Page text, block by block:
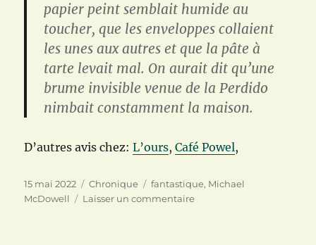
papier peint semblait humide au
toucher, que les enveloppes collaient
les unes aux autres et que la pâte à
tarte levait mal. On aurait dit qu’une
brume invisible venue de la Perdido
nimbait constamment la maison.
D’autres avis chez:L’ours,Café Powel,
Publié
le
15 mai 2022 Catégories
Chronique Étiquettes
fantastique, Michael
McDowell
Laisser un commentairesur